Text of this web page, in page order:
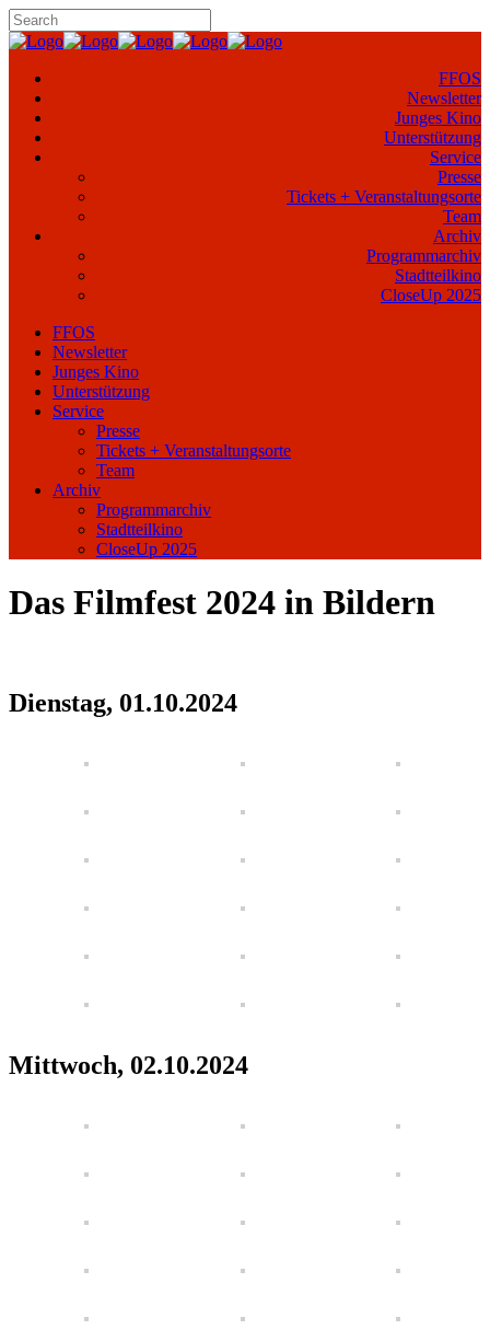
FFOS
Newsletter
Junges Kino
Unterstützung
Service
Presse
Tickets + Veranstaltungsorte
Team
Archiv
Programmarchiv
Stadtteilkino
CloseUp 2025
FFOS
Newsletter
Junges Kino
Unterstützung
Service
Presse
Tickets + Veranstaltungsorte
Team
Archiv
Programmarchiv
Stadtteilkino
CloseUp 2025
Das Filmfest 2024 in Bildern
Dienstag, 01.10.2024
Mittwoch, 02.10.2024